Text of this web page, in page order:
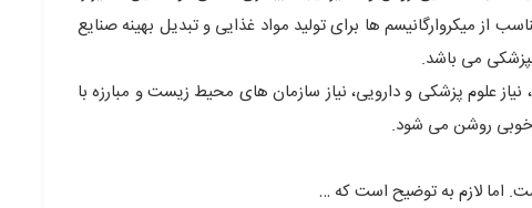
از میکروارگانیسم ها برای تولید مواد غذایی و تبدیل بهینه صنایع
می باشد.
علوم پزشکی و دارویی، نیاز سازمان های محیط زیست و مبارزه با
خوبی روشن می شود.
اما لازم به توضیح است که …